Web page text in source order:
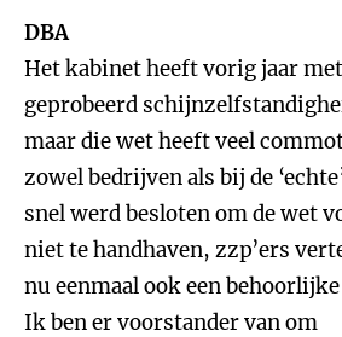
DBA
Het kabinet heeft vorig jaar
geprobeerd
maar die wet heeft veel
zowel bedrijven als bij de
snel werd besloten om de wet
niet te handhaven, zzp’ers
nu eenmaal ook een
Ik ben er voorstander van om